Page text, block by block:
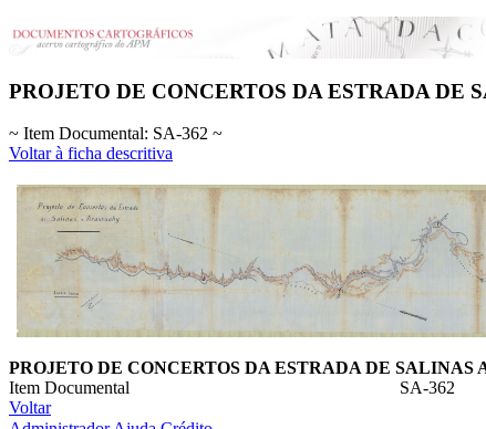
PROJETO DE CONCERTOS DA ESTRADA DE
~ Item Documental: SA-362 ~
Voltar à ficha descritiva
PROJETO DE CONCERTOS DA ESTRADA DE SALINAS
Item Documental
SA-362
Voltar